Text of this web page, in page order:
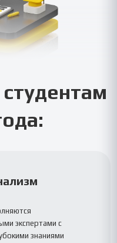
экспертами с
знаниями